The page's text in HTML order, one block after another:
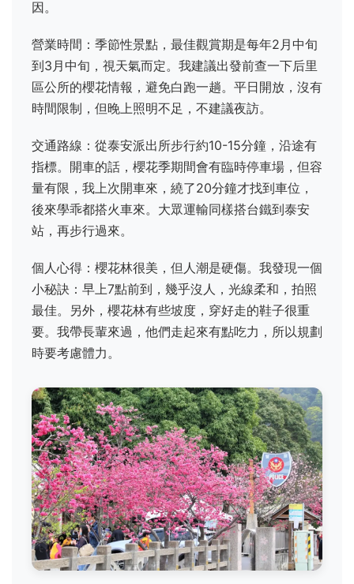
因。
營業時間：季節性景點，最佳觀賞期是每年2月中旬
到3月中旬，視天氣而定。我建議出發前查一下后里
區公所的櫻花情報，避免白跑一趟。平日開放，沒有
時間限制，但晚上照明不足，不建議夜訪。
交通路線：從泰安派出所步行約10-15分鐘，沿途有
指標。開車的話，櫻花季期間會有臨時停車場，但容
量有限，我上次開車來，繞了20分鐘才找到車位，
後來學乖都搭火車來。大眾運輸同樣搭台鐵到泰安
站，再步行過來。
個人心得：櫻花林很美，但人潮是硬傷。我發現一個
小秘訣：早上7點前到，幾乎沒人，光線柔和，拍照
最佳。另外，櫻花林有些坡度，穿好走的鞋子很重
要。我帶長輩來過，他們走起來有點吃力，所以規劃
時要考慮體力。